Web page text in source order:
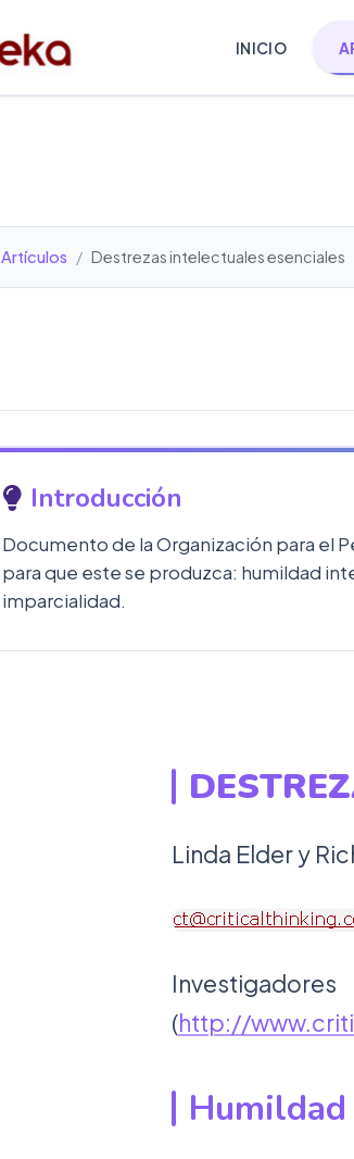
INICIO
Artículos / Destrezas intelectuales esenciales
Introducción
Documento de la Organización para el
para que este se produzca: humildad
imparcialidad.
Linda Elder y
(http://